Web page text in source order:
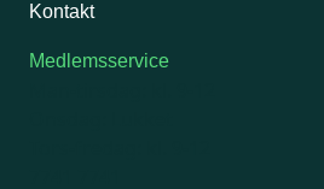
Kontakt
Medlemsservice